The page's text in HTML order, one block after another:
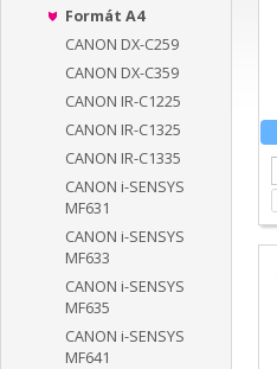
Formát A4
CANON DX-C259
CANON DX-C359
CANON IR-C1225
CANON IR-C1325
CANON IR-C1335
CANON i-SENSYS
MF631
CANON i-SENSYS
MF633
CANON i-SENSYS
MF635
CANON i-SENSYS
MF641